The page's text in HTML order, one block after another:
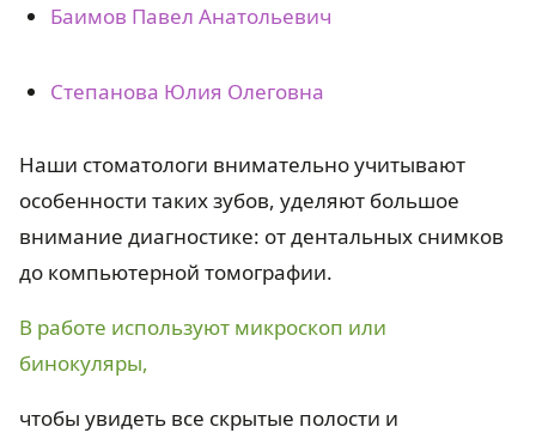
Баимов Павел Анатольевич
Степанова Юлия Олеговна
Наши стоматологи внимательно учитывают
особенности таких зубов, уделяют большое
внимание диагностике: от дентальных снимков
до компьютерной томографии.
В работе используют микроскоп или
бинокуляры,
чтобы увидеть все скрытые полости и